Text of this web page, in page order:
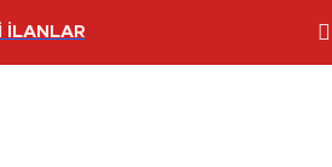
İLANLAR